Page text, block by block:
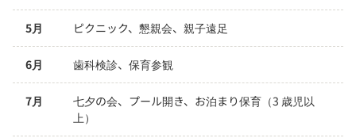
5月 ピクニック、懇親会、親子遠足
6月 歯科検診、保育参観
7月
七夕の会、プール開き、お泊まり保育（3 歳児以
上）